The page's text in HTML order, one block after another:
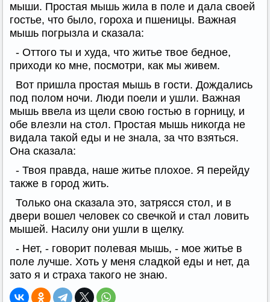
мыши. Простая мышь жила в поле и дала своей
гостье, что было, гороха и пшеницы. Важная
мышь погрызла и сказала:
- Оттого ты и худа, что житье твое бедное,
приходи ко мне, посмотри, как мы живем.
Вот пришла простая мышь в гости. Дождались
под полом ночи. Люди поели и ушли. Важная
мышь ввела из щели свою гостью в горницу, и
обе влезли на стол. Простая мышь никогда не
видала такой еды и не знала, за что взяться.
Она сказала:
- Твоя правда, наше житье плохое. Я перейду
также в город жить.
Только она сказала это, затрясся стол, и в
двери вошел человек со свечкой и стал ловить
мышей. Насилу они ушли в щелку.
- Нет, - говорит полевая мышь, - мое житье в
поле лучше. Хоть у меня сладкой еды и нет, да
зато я и страха такого не знаю.